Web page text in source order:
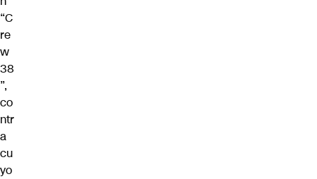
“C
re
w
38
”,
co
ntr
a
cu
yo